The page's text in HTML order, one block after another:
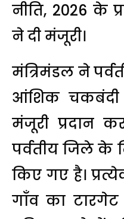
नीति, 2026 के
ने दी मंजूरी।
मंत्रिमंडल ने
आंशिक चकबंदी
मंजूरी प्रदान
पर्वतीय जिले के
किए गए है।
गाँव का